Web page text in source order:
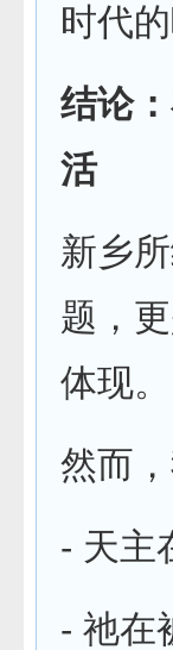
时代的
结论
活
新乡
题，
体现。
然而
- 天主
- 祂在